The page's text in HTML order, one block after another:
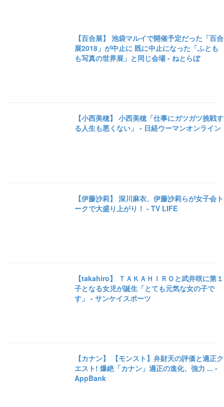
【百合展】 池袋マルイで開催予定だった「百合
展2018」が中止に 既に中止になった「ふとも
も写真の世界展」と同じ会場 - ねとらぼ
【小西美穂】 小西美穂「仕事にガツガツ挑戦す
る人生も悪くない」 - 日経ウーマンオンライン
【伊藤沙莉】 深川麻衣、伊藤沙莉らが女子会ト
ークで大盛り上がり！ - TV LIFE
【takahiro】 ＴＡＫＡＨＩＲＯと武井咲に第１
子となる女児が誕生「とても元気な女の子で
す」 - サンケイスポーツ
【カナン】 【モンスト】弁財天の評価と適正ク
エスト! 爆絶「カナン」適正の進化、強力 ... -
AppBank